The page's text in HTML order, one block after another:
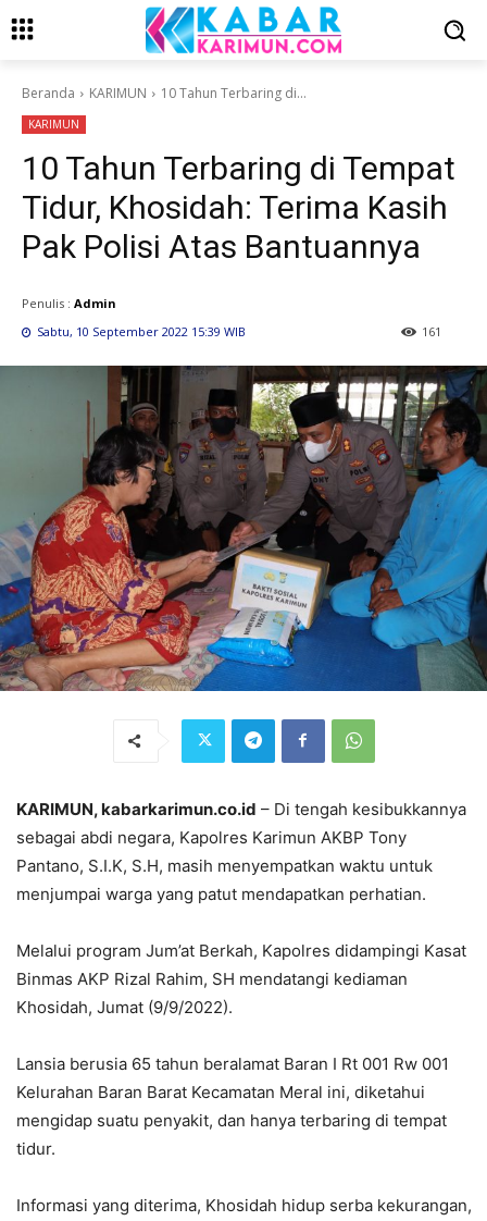
Beranda KARIMUN 10 Tahun Terbaring di...
KARIMUN
10 Tahun Terbaring di Tempat
Tidur, Khosidah: Terima Kasih
Pak Polisi Atas Bantuannya
Penulis : Admin
Sabtu, 10 September 2022 15:39 WIB
161
KARIMUN, kabarkarimun.co.id – Di tengah kesibukkannya
sebagai abdi negara, Kapolres Karimun AKBP Tony
Pantano, S.I.K, S.H, masih menyempatkan waktu untuk
menjumpai warga yang patut mendapatkan perhatian.
Melalui program Jum’at Berkah, Kapolres didampingi Kasat
Binmas AKP Rizal Rahim, SH mendatangi kediaman
Khosidah, Jumat (9/9/2022).
Lansia berusia 65 tahun beralamat Baran I Rt 001 Rw 001
Kelurahan Baran Barat Kecamatan Meral ini, diketahui
mengidap suatu penyakit, dan hanya terbaring di tempat
tidur.
Informasi yang diterima, Khosidah hidup serba kekurangan,